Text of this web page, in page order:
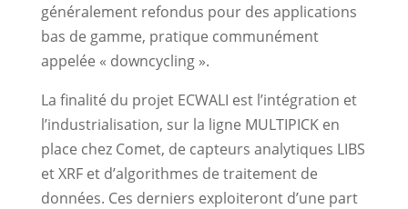
généralement refondus pour des applications
bas de gamme, pratique communément
appelée « downcycling ».
La finalité du projet ECWALI est l’intégration et
l’industrialisation, sur la ligne MULTIPICK en
place chez Comet, de capteurs analytiques LIBS
et XRF et d’algorithmes de traitement de
données. Ces derniers exploiteront d’une part